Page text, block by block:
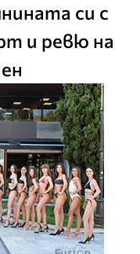
си с
и ревю на